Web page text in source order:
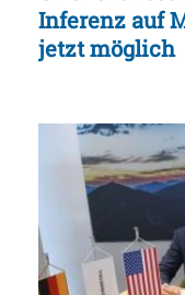
Inferenz auf
jetzt möglich